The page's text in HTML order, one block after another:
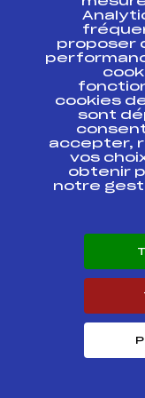
FNAF0081.FFS
FMBF0063
FMBF0051
FNAF0042.FFS
proposer
cookies
sont
accepter,
vos
obtenir
notre